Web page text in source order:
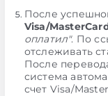
После
Visa/
оплатил". По
отслеживать
После
система
счет Visa/